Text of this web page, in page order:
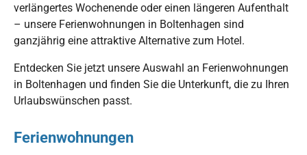
verlängertes Wochenende oder einen längeren Aufenthalt
– unsere Ferienwohnungen in Boltenhagen sind
ganzjährig eine attraktive Alternative zum Hotel.
Entdecken Sie jetzt unsere Auswahl an Ferienwohnungen
in Boltenhagen und finden Sie die Unterkunft, die zu Ihren
Urlaubswünschen passt.
Ferienwohnungen